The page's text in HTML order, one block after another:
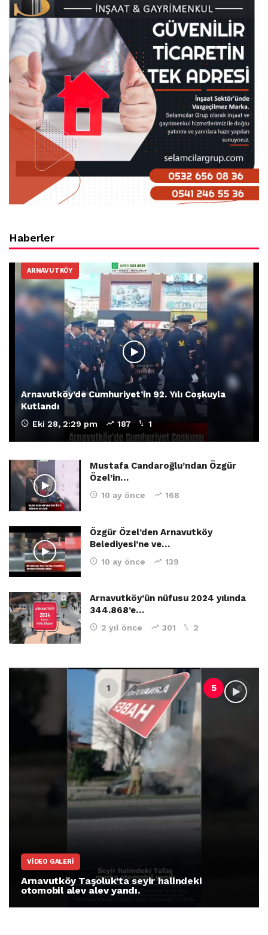
Haberler
ARNAVUTKÖY
Arnavutköy’de Cumhuriyet’in 92. Yılı Coşkuyla
Kutlandı
Eki 28, 2:29 pm 187 1
Mustafa Candaroğlu’ndan Özgür
Özel’in…
10 ay önce 168
Özgür Özel’den Arnavutköy
Belediyesi’ne ve…
10 ay önce 139
Arnavutköy’ün nüfusu 2024 yılında
344.868’e…
2 yıl önce 301 2
VIDEO GALERI
Arnavutköy Taşoluk’ta seyir halindeki
otomobil alev alev yandı.